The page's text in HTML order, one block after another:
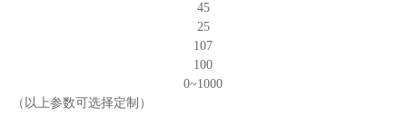
45
25
107
100
0~1000
（以上参数可选择定制）